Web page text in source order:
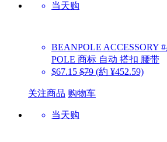
当天购
BEANPOLE ACCESSORY
POLE 商标 自动 搭扣 腰带
$67.15 $79 (約 ¥452.59)
关注商品 购物车
当天购